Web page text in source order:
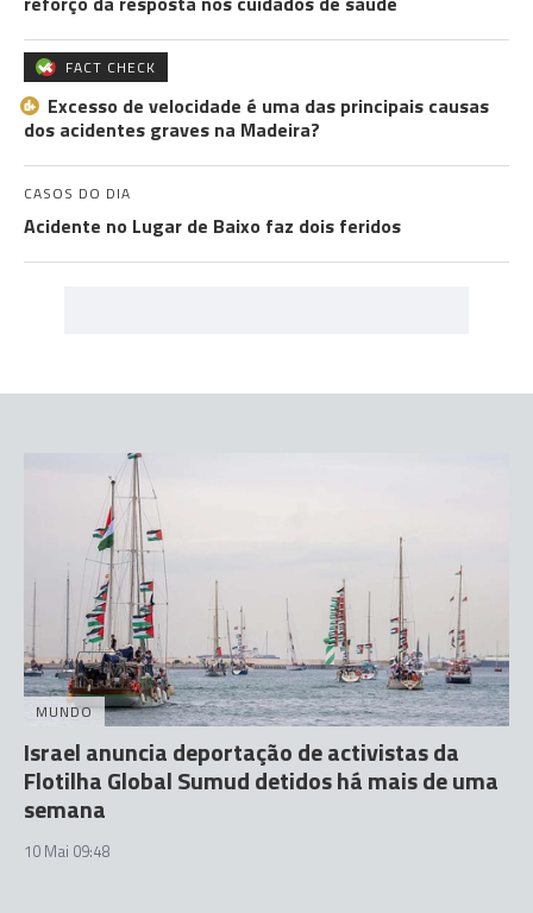
FACT CHECK
Excesso de velocidade é uma das principais causas
dos acidentes graves na Madeira?
CASOS DO DIA
Acidente no Lugar de Baixo faz dois feridos
MUNDO
Israel anuncia deportação de activistas da
Flotilha Global Sumud detidos há mais de uma
semana
10 Mai 09:48